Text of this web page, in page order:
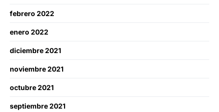
febrero 2022
enero 2022
diciembre 2021
noviembre 2021
octubre 2021
septiembre 2021